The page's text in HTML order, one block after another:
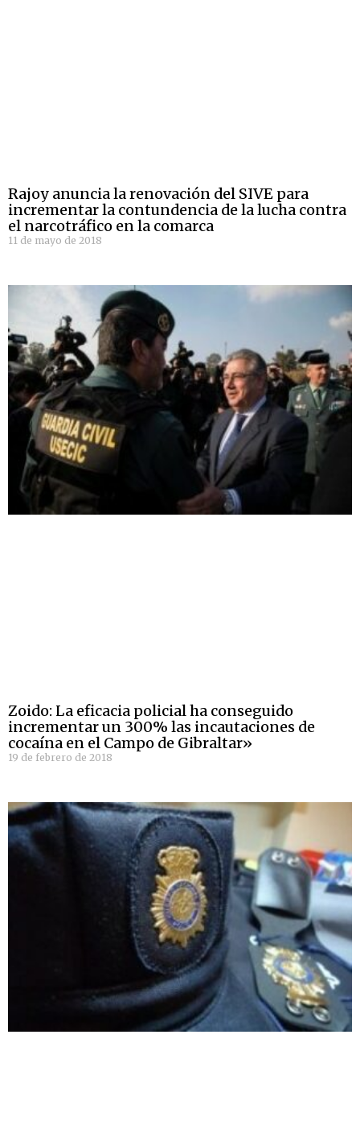
Rajoy anuncia la renovación del SIVE para
incrementar la contundencia de la lucha contra
el narcotráfico en la comarca
11 de mayo de 2018
Zoido: La eficacia policial ha conseguido
incrementar un 300% las incautaciones de
cocaína en el Campo de Gibraltar»
19 de febrero de 2018